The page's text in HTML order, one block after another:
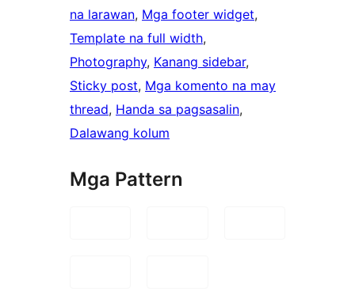
na larawan, Mga footer widget
Template na full width
Photography, Kanang sidebar
Sticky post, Mga komento na may
thread, Handa sa pagsasalin
Dalawang kolum
Mga Pattern